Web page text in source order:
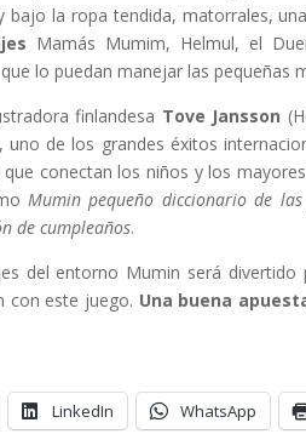
bajo la ropa tendida, matorrales,
Mamás Mumim, Helmul, el
lo puedan manejar las pequeñas
finlandesa Tove Jansson
, uno de los grandes éxitos
conectan los niños y los
Mumin pequeño diccionario de
de cumpleaños.
del entorno Mumin será
con este juego. Una buena
LinkedIn WhatsApp